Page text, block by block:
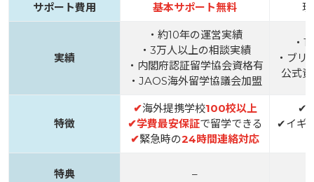
サポート費用
基本サポート無料
実績
・約10年の運営実績
・3万人以上の相談実績
・内閣府認証留学協会資格有
・JAOS海外留学協議会加盟
・
・ブリ
公式
特徴
✔海外提携学校100校以上
✔学費最安保証で留学できる
✔緊急時の24時間連絡対応
✔
✔イギ
特典 –